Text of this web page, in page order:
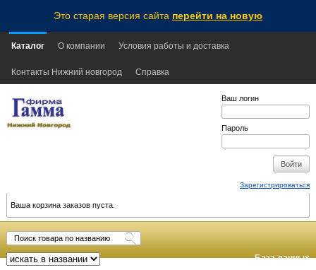
Это старая версия сайта перейти на новую
Каталог О компании Условия работы и доставка
Контакты Нижний новгород Справка
Ваш логин
Пароль
Зарегистрироваться
Ваша корзина заказов пуста.
База данных